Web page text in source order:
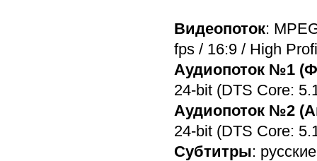
Видеопоток:
fps / 16:9 / High
Аудиопоток №1
24-bit (DTS Core:
Аудиопоток №2
24-bit (DTS Core:
Субтитры: русские